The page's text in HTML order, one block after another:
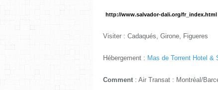
http://www.salvador-dali.org/fr_index.html
Visiter : Cadaqués, Girone, Figueres
Hébergement : Mas de Torrent Hotel &
Comment : Air Transat : Montréal/